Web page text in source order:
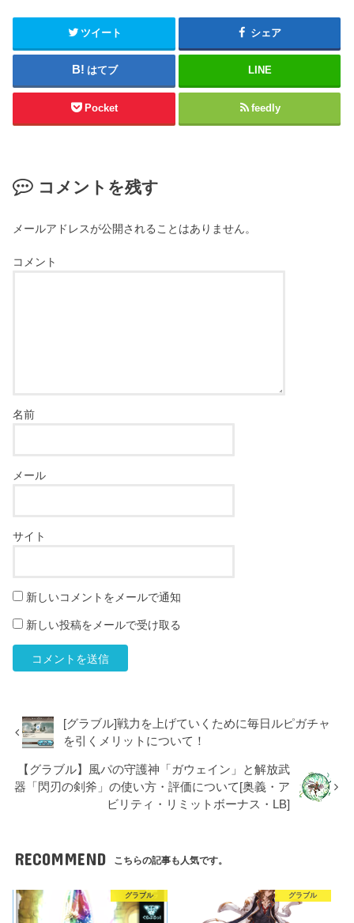
ツイート シェア
はてブ LINE
Pocket feedly
コメントを残す
メールアドレスが公開されることはありません。
コメント
名前
メール
サイト
新しいコメントをメールで通知
新しい投稿をメールで受け取る
[グラブル]戦力を上げていくために毎日ルピガチャ
を引くメリットについて！
【グラブル】風パの守護神「ガウェイン」と解放武
器「閃刃の剣斧」の使い方・評価について[奥義・ア
ビリティ・リミットボーナス・LB]
RECOMMEND こちらの記事も人気です。
グラブル グラブル